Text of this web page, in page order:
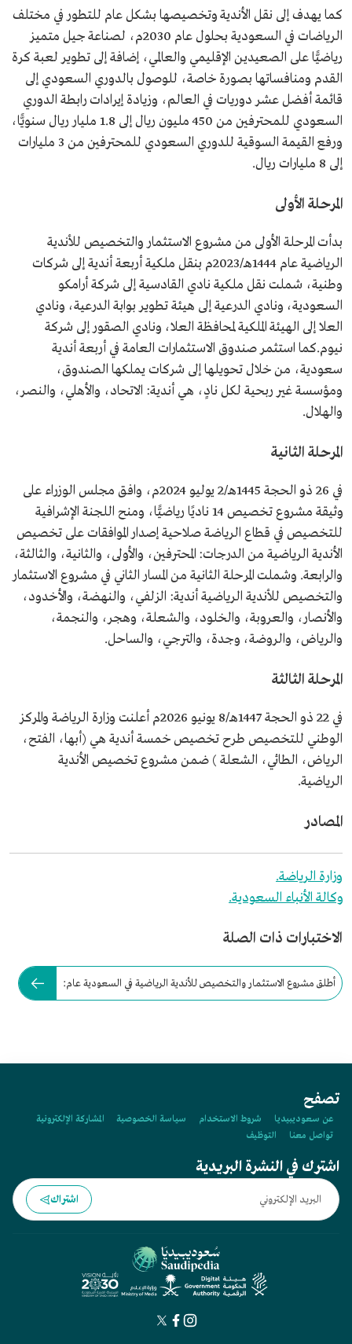
كما يهدف إلى نقل الأندية وتخصيصها بشكل عام للتطور في مختلف
الرياضات في السعودية بحلول عام 2030م، لصناعة جيل متميز
رياضيًّا على الصعيدين الإقليمي والعالمي، إضافة إلى تطوير لعبة كرة
القدم ومنافساتها بصورة خاصة، للوصول بالدوري السعودي إلى
قائمة أفضل عشر دوريات في العالم، وزيادة إيرادات رابطة الدوري
السعودي للمحترفين من 450 مليون ريال إلى 1.8 مليار ريال سنويًّا،
ورفع القيمة السوقية للدوري السعودي للمحترفين من 3 مليارات
إلى 8 مليارات ريال.
المرحلة الأولى
بدأت المرحلة الأولى من مشروع الاستثمار والتخصيص للأندية
الرياضية عام 1444هـ/2023م بنقل ملكية أربعة أندية إلى شركات
وطنية، شملت نقل ملكية نادي القادسية إلى شركة أرامكو
السعودية، ونادي الدرعية إلى هيئة تطوير بوابة الدرعية، ونادي
العلا إلى الهيئة الملكية لمحافظة العلا، ونادي الصقور إلى شركة
نيوم.كما استثمر صندوق الاستثمارات العامة في أربعة أندية
سعودية، من خلال تحويلها إلى شركات يملكها الصندوق،
ومؤسسة غير ربحية لكل نادٍ، هي أندية: الاتحاد، والأهلي، والنصر،
والهلال.
المرحلة الثانية
في 26 ذو الحجة 1445هـ/2 يوليو 2024م، وافق مجلس الوزراء على
وثيقة مشروع تخصيص 14 ناديًا رياضيًّا، ومنح اللجنة الإشرافية
للتخصيص في قطاع الرياضة صلاحية إصدار الموافقات على تخصيص
الأندية الرياضية من الدرجات: المحترفين، والأولى، والثانية، والثالثة،
والرابعة. وشملت المرحلة الثانية من المسار الثاني في مشروع الاستثمار
والتخصيص للأندية الرياضية أندية: الزلفي، والنهضة، والأخدود،
والأنصار، والعروبة، والخلود، والشعلة، وهجر، والنجمة،
والرياض، والروضة، وجدة، والترجي، والساحل.
المرحلة الثالثة
في 22 ذو الحجة 1447هـ/8 يونيو 2026م أعلنت ‏وزارة الرياضة والمركز
الوطني للتخصيص طرح تخصيص خمسة أندية هي (أبها، الفتح،
الرياض، الطائي، الشعلة ) ضمن مشروع تخصيص الأندية
الرياضية.‏‏
المصادر
وزارة الرياضة.
وكالة الأنباء السعودية.
الاختبارات ذات الصلة
أطلق مشروع الاستثمار والتخصيص للأندية الرياضية في السعودية عام:
تصفح
عن سعوديبيديا شروط الاستخدام سياسة الخصوصية
المشاركة الإلكترونية
تواصل معنا
التوظيف
اشترك في النشرة البريدية
اشتراك